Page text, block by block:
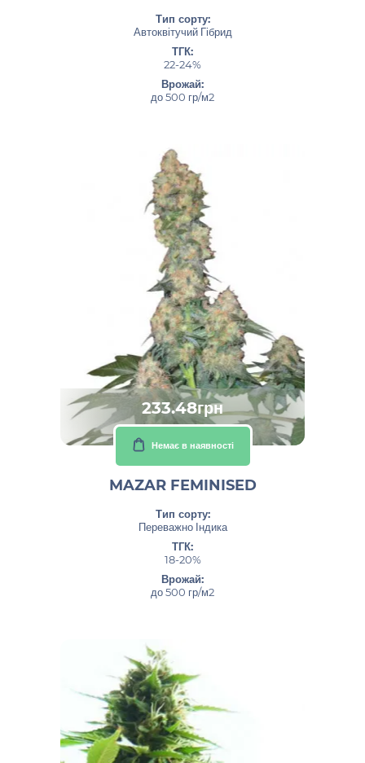
Тип сорту:
Автоквітучий Гібрид
ТГК:
22-24%
Врожай:
до 500 гр/м2
233.48грн
Немає в наявності
MAZAR FEMINISED
Тип сорту:
Переважно Індика
ТГК:
18-20%
Врожай:
до 500 гр/м2